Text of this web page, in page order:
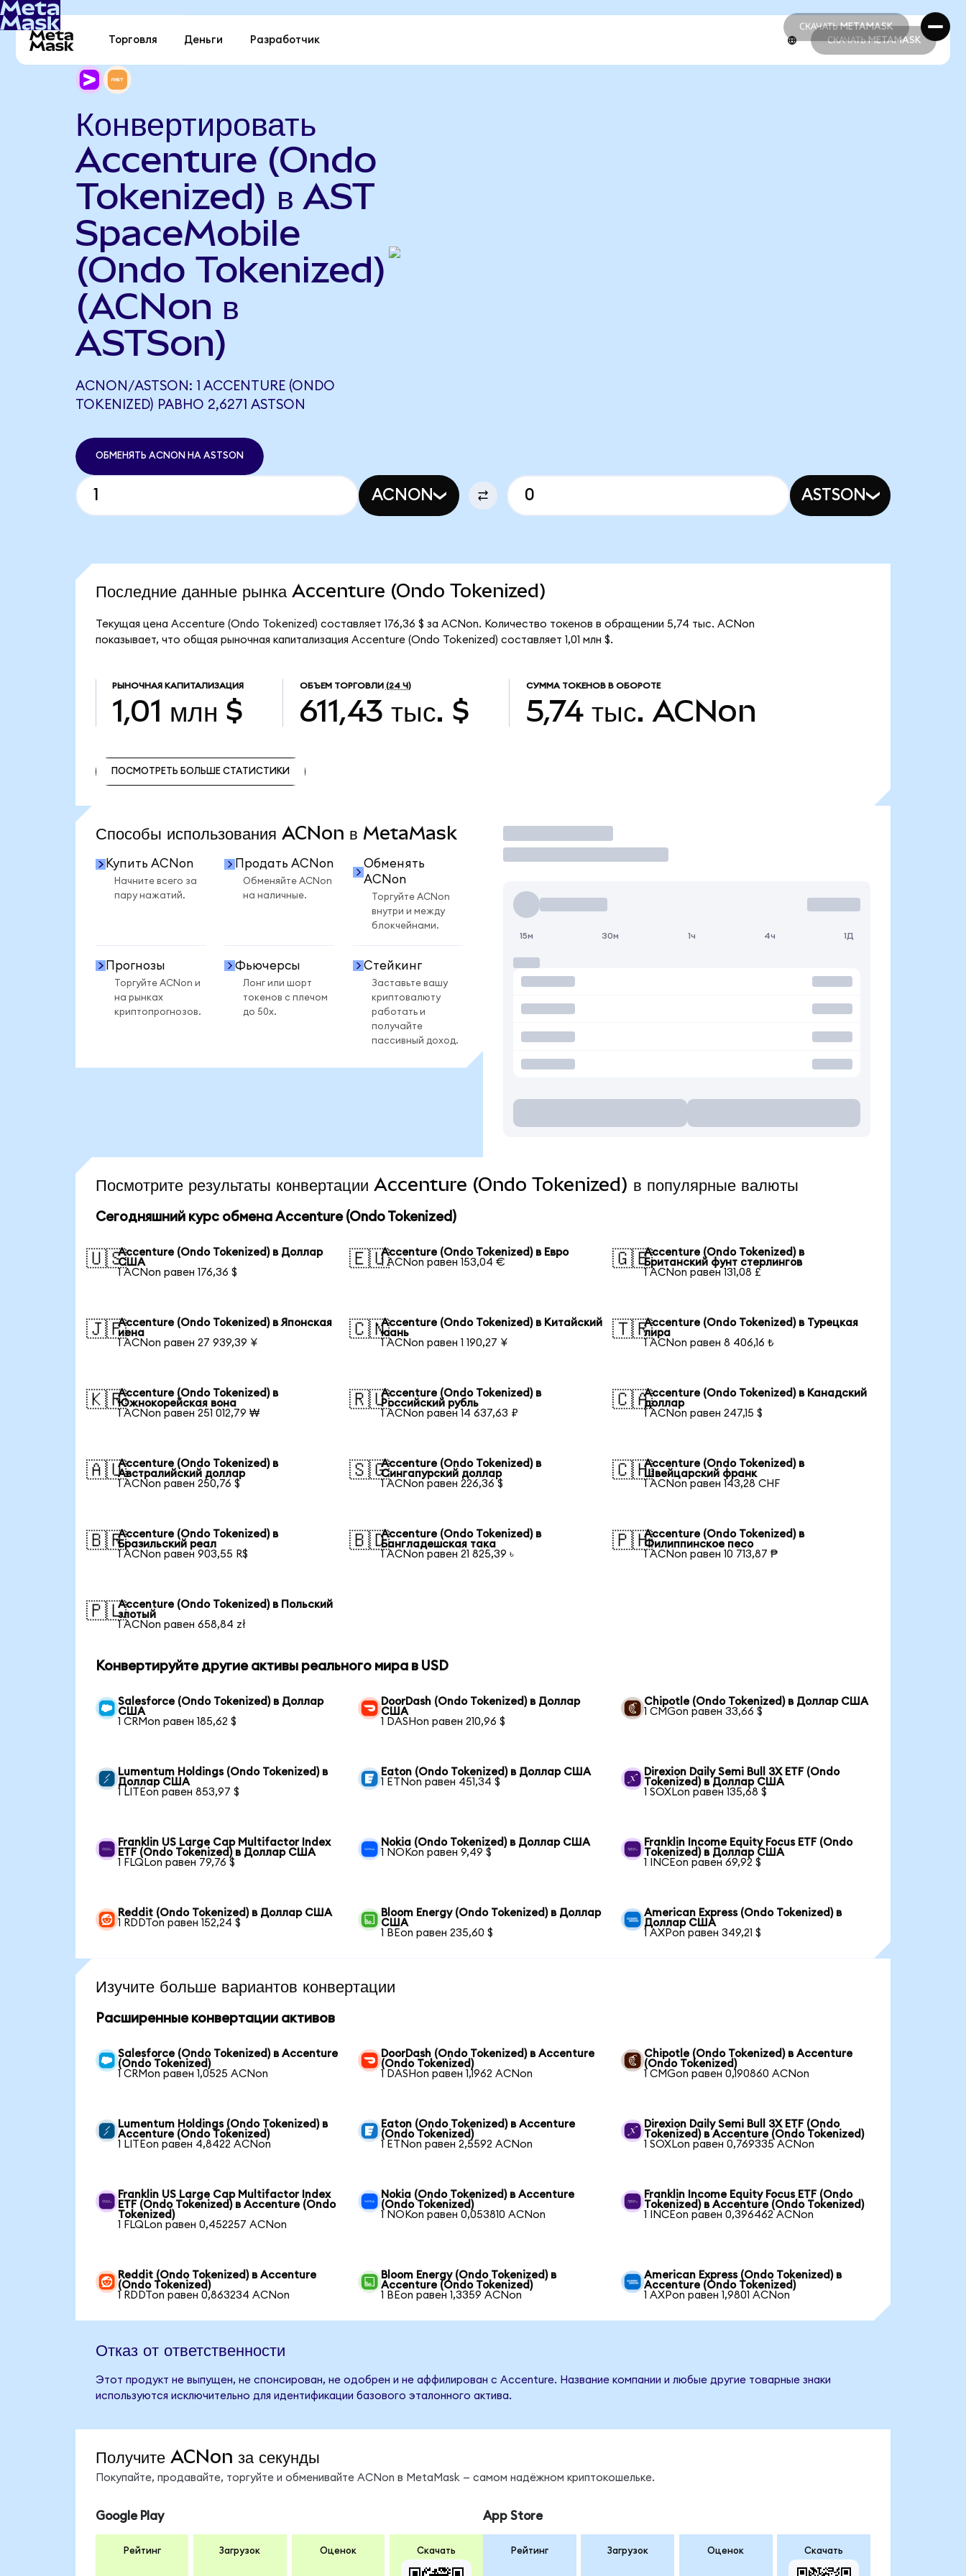
СКАЧАТЬ METAMASK
СКАЧАТЬ METAMASK
Торговля Деньги Разработчик СКАЧАТЬ METAMASK
Конвертировать
Accenture (Ondo
Tokenized) в AST
SpaceMobile
(Ondo Tokenized)
(ACNon в
ASTSon)
ACNON/ASTSON: 1 ACCENTURE (ONDO
TOKENIZED) РАВНО 2,6271 ASTSON
ОБМЕНЯТЬ ACNON НА ASTSON
ACNON ASTSON
Последние данные рынка Accenture (Ondo Tokenized)
Текущая цена Accenture (Ondo Tokenized) составляет 176,36 $ за ACNon. Количество токенов в обращении 5,74 тыс. ACNon
показывает, что общая рыночная капитализация Accenture (Ondo Tokenized) составляет 1,01 млн $.
РЫНОЧНАЯ КАПИТАЛИЗАЦИЯ
1,01 млн $
ОБЪЕМ ТОРГОВЛИ (24 Ч)
611,43 тыс. $
СУММА ТОКЕНОВ В ОБОРОТЕ
5,74 тыс. ACNon
ПОСМОТРЕТЬ БОЛЬШЕ СТАТИСТИКИ
Способы использования ACNon в MetaMask
Купить ACNon
Начните всего за
пару нажатий.
Продать ACNon
Обменяйте ACNon
на наличные.
Обменять
ACNon
Торгуйте ACNon
внутри и между
блокчейнами.
Прогнозы
Торгуйте ACNon и
на рынках
криптопрогнозов.
Фьючерсы
Лонг или шорт
токенов с плечом
до 50x.
Стейкинг
Заставьте вашу
криптовалюту
работать и
получайте
пассивный доход.
Торговать
15м 30м 1ч 4ч 1Д
Посмотрите результаты конвертации Accenture (Ondo Tokenized) в популярные валюты
Сегодняшний курс обмена Accenture (Ondo Tokenized)
🇺🇸Accenture (Ondo Tokenized) в Доллар
США
1 ACNon равен 176,36 $
🇪🇺Accenture (Ondo Tokenized) в Евро
1 ACNon равен 153,04 €
🇬🇧Accenture (Ondo Tokenized) в
Британский фунт стерлингов
1 ACNon равен 131,08 £
🇯🇵Accenture (Ondo Tokenized) в Японская
иена
1 ACNon равен 27 939,39 ¥
🇨🇳Accenture (Ondo Tokenized) в Китайский
юань
1 ACNon равен 1 190,27 ¥
🇹🇷Accenture (Ondo Tokenized) в Турецкая
лира
1 ACNon равен 8 406,16 ₺
🇰🇷Accenture (Ondo Tokenized) в
Южнокорейская вона
1 ACNon равен 251 012,79 ₩
🇷🇺Accenture (Ondo Tokenized) в
Российский рубль
1 ACNon равен 14 637,63 ₽
🇨🇦Accenture (Ondo Tokenized) в Канадский
доллар
1 ACNon равен 247,15 $
🇦🇺Accenture (Ondo Tokenized) в
Австралийский доллар
1 ACNon равен 250,76 $
🇸🇬Accenture (Ondo Tokenized) в
Сингапурский доллар
1 ACNon равен 226,36 $
🇨🇭Accenture (Ondo Tokenized) в
Швейцарский франк
1 ACNon равен 143,28 CHF
🇧🇷Accenture (Ondo Tokenized) в
Бразильский реал
1 ACNon равен 903,55 R$
🇧🇩Accenture (Ondo Tokenized) в
Бангладешская така
1 ACNon равен 21 825,39 ৳
🇵🇭Accenture (Ondo Tokenized) в
Филиппинское песо
1 ACNon равен 10 713,87 ₱
🇵🇱Accenture (Ondo Tokenized) в Польский
злотый
1 ACNon равен 658,84 zł
Конвертируйте другие активы реального мира в USD
Salesforce (Ondo Tokenized) в Доллар
США
1 CRMon равен 185,62 $
DoorDash (Ondo Tokenized) в Доллар
США
1 DASHon равен 210,96 $
Chipotle (Ondo Tokenized) в Доллар США
1 CMGon равен 33,66 $
Lumentum Holdings (Ondo Tokenized) в
Доллар США
1 LITEon равен 853,97 $
Eaton (Ondo Tokenized) в Доллар США
1 ETNon равен 451,34 $
Direxion Daily Semi Bull 3X ETF (Ondo
Tokenized) в Доллар США
1 SOXLon равен 135,68 $
Franklin US Large Cap Multifactor Index
ETF (Ondo Tokenized) в Доллар США
1 FLQLon равен 79,76 $
Nokia (Ondo Tokenized) в Доллар США
1 NOKon равен 9,49 $
Franklin Income Equity Focus ETF (Ondo
Tokenized) в Доллар США
1 INCEon равен 69,92 $
Reddit (Ondo Tokenized) в Доллар США
1 RDDTon равен 152,24 $
Bloom Energy (Ondo Tokenized) в Доллар
США
1 BEon равен 235,60 $
American Express (Ondo Tokenized) в
Доллар США
1 AXPon равен 349,21 $
Изучите больше вариантов конвертации
Расширенные конвертации активов
Salesforce (Ondo Tokenized) в Accenture
(Ondo Tokenized)
1 CRMon равен 1,0525 ACNon
DoorDash (Ondo Tokenized) в Accenture
(Ondo Tokenized)
1 DASHon равен 1,1962 ACNon
Chipotle (Ondo Tokenized) в Accenture
(Ondo Tokenized)
1 CMGon равен 0,190860 ACNon
Lumentum Holdings (Ondo Tokenized) в
Accenture (Ondo Tokenized)
1 LITEon равен 4,8422 ACNon
Eaton (Ondo Tokenized) в Accenture
(Ondo Tokenized)
1 ETNon равен 2,5592 ACNon
Direxion Daily Semi Bull 3X ETF (Ondo
Tokenized) в Accenture (Ondo Tokenized)
1 SOXLon равен 0,769335 ACNon
Franklin US Large Cap Multifactor Index
ETF (Ondo Tokenized) в Accenture (Ondo
Tokenized)
1 FLQLon равен 0,452257 ACNon
Nokia (Ondo Tokenized) в Accenture
(Ondo Tokenized)
1 NOKon равен 0,053810 ACNon
Franklin Income Equity Focus ETF (Ondo
Tokenized) в Accenture (Ondo Tokenized)
1 INCEon равен 0,396462 ACNon
Reddit (Ondo Tokenized) в Accenture
(Ondo Tokenized)
1 RDDTon равен 0,863234 ACNon
Bloom Energy (Ondo Tokenized) в
Accenture (Ondo Tokenized)
1 BEon равен 1,3359 ACNon
American Express (Ondo Tokenized) в
Accenture (Ondo Tokenized)
1 AXPon равен 1,9801 ACNon
Отказ от ответственности
Этот продукт не выпущен, не спонсирован, не одобрен и не аффилирован с Accenture. Название компании и любые другие товарные знаки
используются исключительно для идентификации базового эталонного актива.
Получите ACNon за секунды
Покупайте, продавайте, торгуйте и обменивайте ACNon в MetaMask — самом надёжном криптокошельке.
Google Play
Рейтинг Загрузок Оценок Скачать
App Store
Рейтинг Загрузок Оценок Скачать